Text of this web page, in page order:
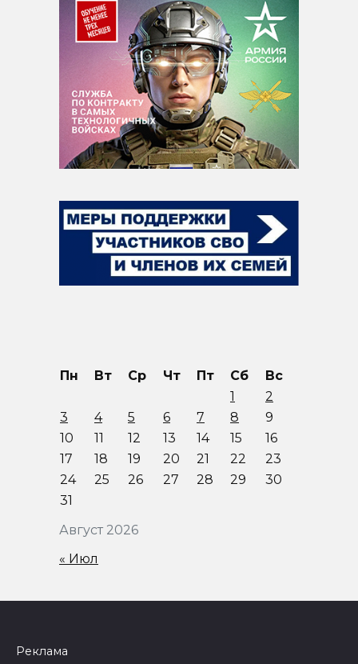
Август 2026
Пн Вт Ср Чт Пт Сб
Вс
1
2
3
4 5 6 7 8
9
10
11 12 13 14 15
16
17
18 19 20 21 22
23
24
25 26 27 28 29
30
31
« Июл
Реклама